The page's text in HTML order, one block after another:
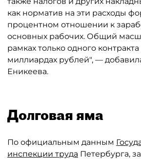
как норматив на эти расходы
процентном отношении к
основных рабочих. Общий
рамках только одного
миллиардах рублей", —
Еникеева.
Долговая яма
По официальным данным
инспекции труда Петербурга,